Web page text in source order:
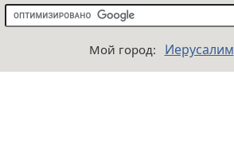
ИЗРАИЛЬ
ЕВРОПА
Мой город: Иерусалим